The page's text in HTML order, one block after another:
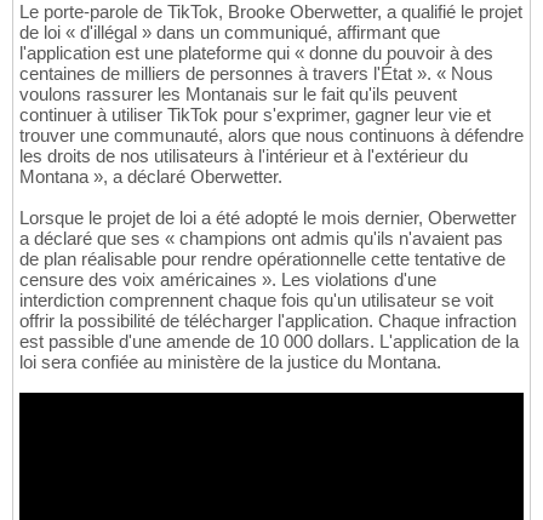
Le porte-parole de TikTok, Brooke Oberwetter, a qualifié le projet
de loi « d'illégal » dans un communiqué, affirmant que
l'application est une plateforme qui « donne du pouvoir à des
centaines de milliers de personnes à travers l'État ». « Nous
voulons rassurer les Montanais sur le fait qu'ils peuvent
continuer à utiliser TikTok pour s'exprimer, gagner leur vie et
trouver une communauté, alors que nous continuons à défendre
les droits de nos utilisateurs à l'intérieur et à l'extérieur du
Montana », a déclaré Oberwetter.
Lorsque le projet de loi a été adopté le mois dernier, Oberwetter
a déclaré que ses « champions ont admis qu'ils n'avaient pas
de plan réalisable pour rendre opérationnelle cette tentative de
censure des voix américaines ». Les violations d'une
interdiction comprennent chaque fois qu'un utilisateur se voit
offrir la possibilité de télécharger l'application. Chaque infraction
est passible d'une amende de 10 000 dollars. L'application de la
loi sera confiée au ministère de la justice du Montana.